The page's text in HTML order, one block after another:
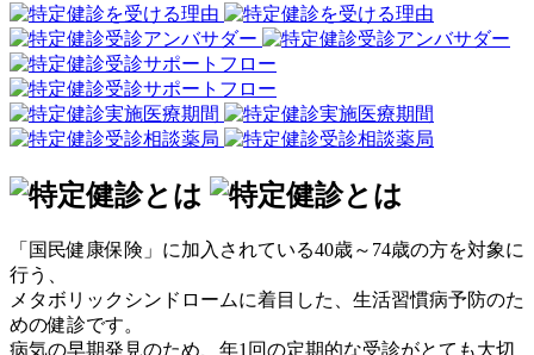
「国民健康保険」に加入されている40歳～74歳の方を対象に
行う、
メタボリックシンドロームに着目した、生活習慣病予防のた
めの健診です。
病気の早期発見のため、年1回の定期的な受診がとても大切